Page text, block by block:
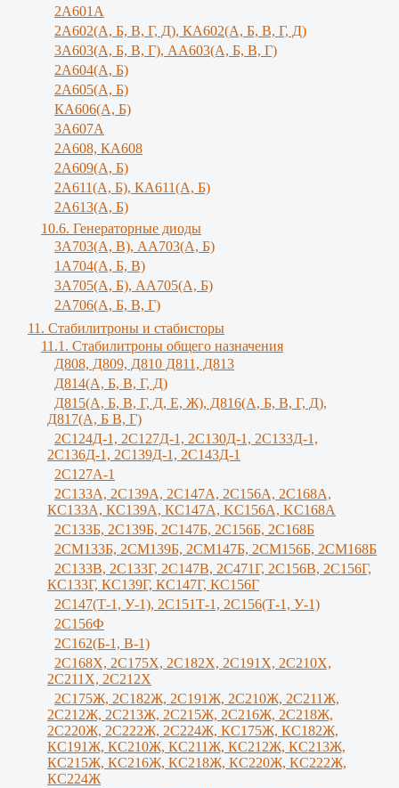
2А601А
2А602(А, Б, В, Г, Д), КА602(А, Б, В, Г, Д)
3A603(A, Б, B, Г), АА603(А, Б, В, Г)
2А604(А, Б)
2А605(А, Б)
КА606(А, Б)
3А607А
2А608, КА608
2А609(А, Б)
2А611(А, Б), КА611(А, Б)
2А613(А, Б)
10.6. Генераторные диоды
3A703(A, B), АА703(А, Б)
1А704(А, Б, В)
3А705(А, Б), АА705(А, Б)
2А706(А, Б, В, Г)
11. Стабилитроны и стабисторы
11.1. Стабилитроны общего назначения
Д808, Д809, Д810 Д811, Д813
Д814(А, Б, В, Г, Д)
Д815(А, Б, В, Г, Д, Е, Ж), Д816(А, Б, В, Г, Д),
Д817(А, Б В, Г)
2С124Д-1, 2С127Д-1, 2С130Д-1, 2С133Д-1,
2С136Д-1, 2С139Д-1, 2С143Д-1
2С127А-1
2C133А, 2C139А, 2С147А, 2С156А, 2С168А,
КС133А, КС139А, КС147А, KС156A, KС168A
2С133Б, 2С139Б, 2С147Б, 2С156Б, 2С168Б
2СМ133Б, 2СМ139Б, 2СМ147Б, 2СМ156Б, 2СМ168Б
2С133В, 2С133Г, 2C147B, 2С471Г, 2С156B, 2С156Г,
КС133Г, КС139Г, КС147Г, КС156Г
2С147(Т-1, У-1), 2С151Т-1, 2С156(Т-1, У-1)
2С156Ф
2С162(Б-1, В-1)
2С168Х, 2С175Х, 2С182Х, 2С191Х, 2С210Х,
2С211Х, 2С212Х
2С175Ж, 2С182Ж, 2С191Ж, 2С210Ж, 2C211Ж,
2С212Ж, 2С213Ж, 2С215Ж, 2С216Ж, 2С218Ж,
2С220Ж, 2С222Ж, 2С224Ж, КС175Ж, КС182Ж,
КС191Ж, КС210Ж, КС211Ж, КС212Ж, КС213Ж,
КС215Ж, КС216Ж, КС218Ж, КС220Ж, КС222Ж,
КС224Ж